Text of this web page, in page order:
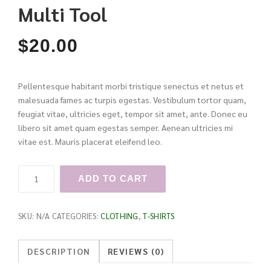
Multi Tool
$20.00
Pellentesque habitant morbi tristique senectus et netus et
malesuada fames ac turpis egestas. Vestibulum tortor quam,
feugiat vitae, ultricies eget, tempor sit amet, ante. Donec eu
libero sit amet quam egestas semper. Aenean ultricies mi
vitae est. Mauris placerat eleifend leo.
ADD TO CART
SKU: N/A CATEGORIES:CLOTHING,T-SHIRTS
DESCRIPTION REVIEWS (0)